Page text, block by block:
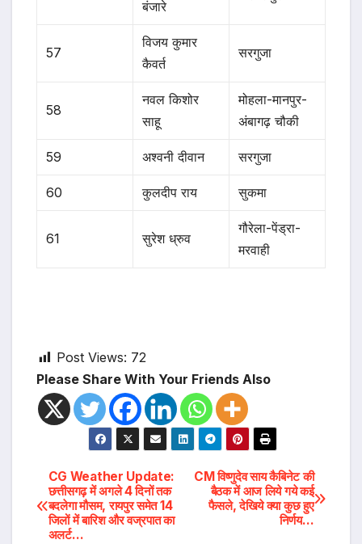
बंजारे
57
विजय कुमार
कैवर्त
सरगुजा
58
नवल किशोर
साहू
मोहला-मानपुर-
अंबागढ़ चौकी
59 अश्वनी दीवान सरगुजा
60 कुलदीप राय सुकमा
61 सुरेश ध्रुव
गौरेला-पेंड्रा-
मरवाही
Post Views: 72
Please Share With Your Friends Also
Post
navigation
CM विष्णुदेव साय कैबिनेट की
बैठक में आज लिये गये कई
फैसले, देखिये क्या कुछ हुए
निर्णय…
CG Weather Update:
छत्तीसगढ़ में अगले 4 दिनों तक
बदलेगा मौसम, रायपुर समेत 14
जिलों में बारिश और वज्रपात का
अलर्ट…